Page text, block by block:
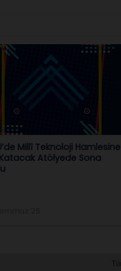
Ürdün’de Uluslararası
İş Birliği Temasları